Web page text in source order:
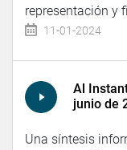
representación y
11-01-2024
Al
junio de
Una síntesis